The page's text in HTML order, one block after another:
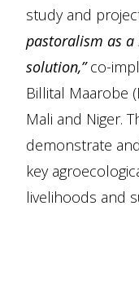
study and
pastoralism as a
solution,”co-
Billital Maarobe
Mali and Niger.
demonstrate
key
livelihoods and